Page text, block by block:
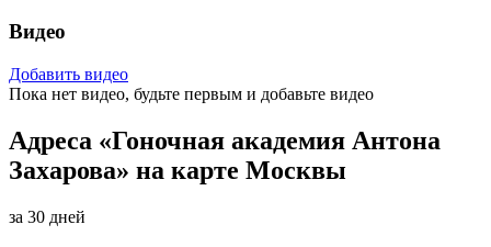
Видео
Добавить видео
Пока нет видео, будьте первым и добавьте видео
Адреса «Гоночная академия Антона
Захарова» на карте Москвы
за 30 дней